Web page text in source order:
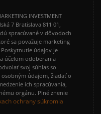
INVESTMENT
7 Bratislava 811 01,
spracúvané v dôvodoch
sa považuje marketing
údajov je
účelom odoberania
svoj súhlas so
údajom, žiadať o
ich spracúvania,
orgánu. Plné znenie
ochrany súkromia